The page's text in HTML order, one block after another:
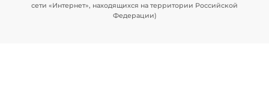
сети «Интернет», находящихся на территории Российской
Федерации)